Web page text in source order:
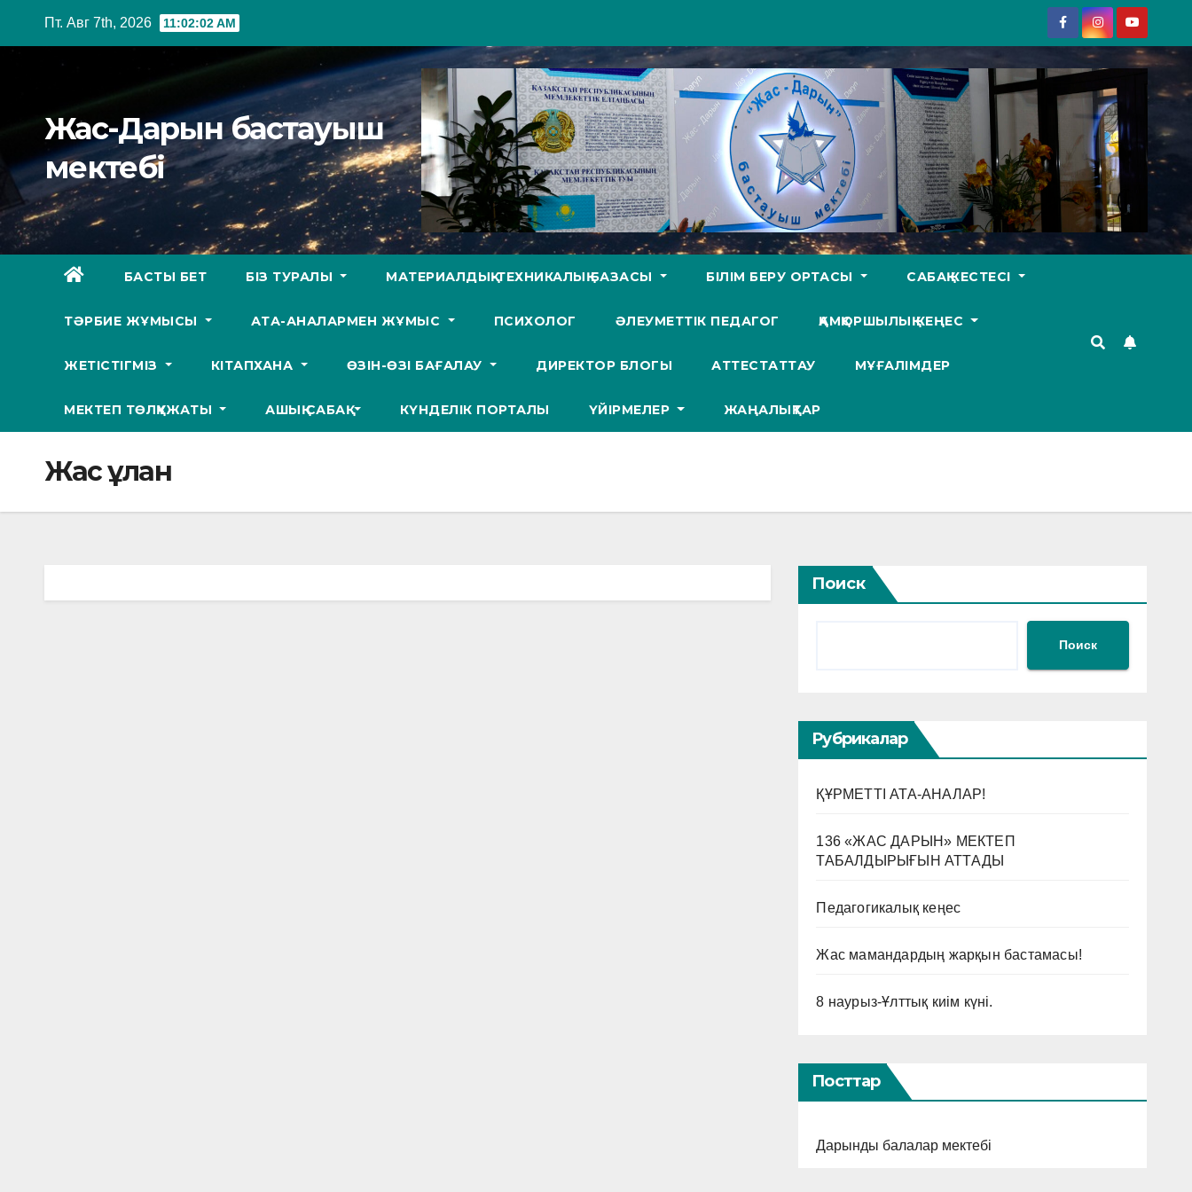
содержимому
Пт. Авг 7th, 2026 11:02:03 AM
Жас-Дарын бастауыш
мектебі
БАСТЫ БЕТ БІЗ ТУРАЛЫ МАТЕРИАЛДЫҚ-ТЕХНИКАЛЫҚ БАЗАСЫ БІЛІМ БЕРУ ОРТАСЫ САБАҚ КЕСТЕСІ
ТӘРБИЕ ЖҰМЫСЫ АТА-АНАЛАРМЕН ЖҰМЫС ПСИХОЛОГ ӘЛЕУМЕТТІК ПЕДАГОГ ҚАМҚОРШЫЛЫҚ КЕҢЕС
ЖЕТІСТІГМІЗ КІТАПХАНА ӨЗІН-ӨЗІ БАҒАЛАУ ДИРЕКТОР БЛОГЫ АТТЕСТАТТАУ МҰҒАЛІМДЕР
МЕКТЕП ТӨЛҚҰЖАТЫ АШЫҚ САБАҚ КҮНДЕЛІК ПОРТАЛЫ ҮЙІРМЕЛЕР ЖАҢАЛЫҚТАР
Жас ұлан
Поиск
Поиск
Рубрикалар
ҚҰРМЕТТІ АТА-АНАЛАР!
136 «ЖАС ДАРЫН» МЕКТЕП
ТАБАЛДЫРЫҒЫН АТТАДЫ
Педагогикалық кеңес
Жас мамандардың жарқын бастамасы!
8 наурыз-Ұлттық киім күні.
Посттар
Дарынды балалар мектебі